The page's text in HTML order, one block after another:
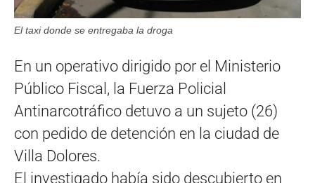
El taxi donde se entregaba la droga
En un operativo dirigido por el Ministerio
Público Fiscal, la Fuerza Policial
Antinarcotráfico detuvo a un sujeto (26)
con pedido de detención en la ciudad de
Villa Dolores.
El investigado había sido descubierto en